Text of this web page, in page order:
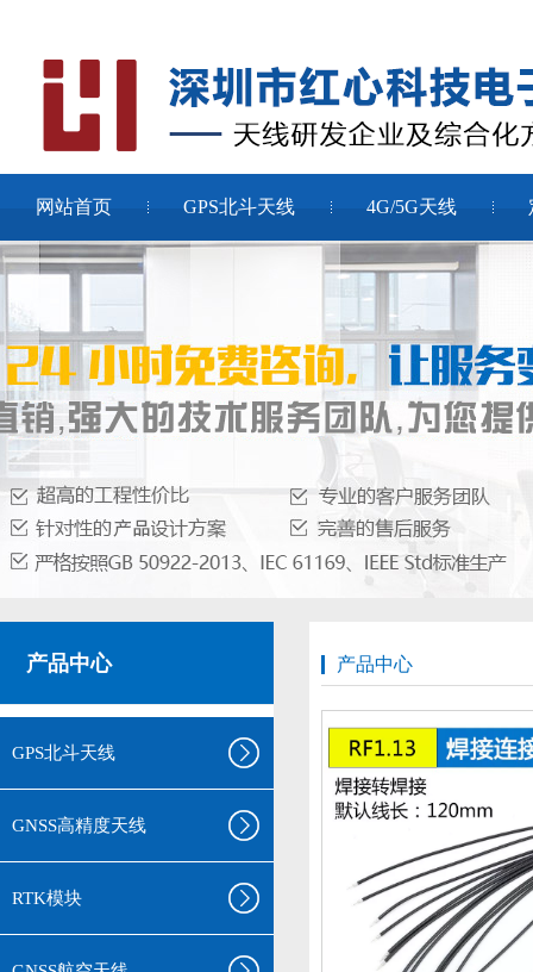
网站首页 GPS北斗天线 4G/5G天线
产品中心
GPS北斗天线
GNSS高精度天线
RTK模块
产品中心